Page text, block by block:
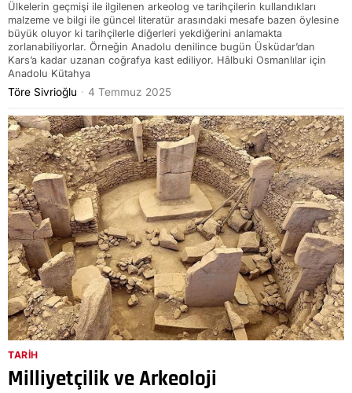
Ülkelerin geçmişi ile ilgilenen arkeolog ve tarihçilerin kullandıkları
malzeme ve bilgi ile güncel literatür arasındaki mesafe bazen öylesine
büyük oluyor ki tarihçilerle diğerleri yekdiğerini anlamakta
zorlanabiliyorlar. Örneğin Anadolu denilince bugün Üsküdar’dan
Kars’a kadar uzanan coğrafya kast ediliyor. Hâlbuki Osmanlılar için
Anadolu Kütahya
Töre Sivrioğlu 4 Temmuz 2025
TARIH
Milliyetçilik ve Arkeoloji